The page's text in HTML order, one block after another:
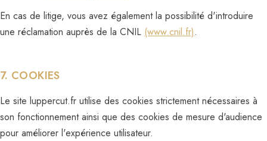
En cas de litige, vous avez également la possibilité d'introduire
une réclamation auprès de la CNIL (www.cnil.fr).
7. COOKIES
Le site luppercut.fr utilise des cookies strictement nécessaires à
son fonctionnement ainsi que des cookies de mesure d'audience
pour améliorer l'expérience utilisateur.